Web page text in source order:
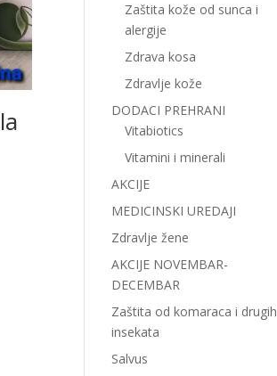
Zaštita kože od sunca i
alergije
Zdrava kosa
Zdravlje kože
DODACI PREHRANI
Vitabiotics
Vitamini i minerali
AKCIJE
MEDICINSKI UREDAJI
Zdravlje žene
AKCIJE NOVEMBAR-
DECEMBAR
Zaštita od komaraca i drugih
insekata
Salvus